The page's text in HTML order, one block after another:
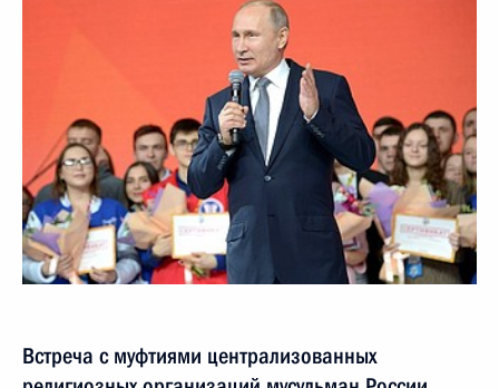
Встреча с муфтиями централизованных